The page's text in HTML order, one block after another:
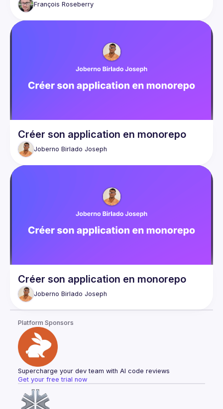
François Roseberry
Créer son application en monorepo
Joberno Birlado Joseph
Créer son application en monorepo
Joberno Birlado Joseph
Platform Sponsors
Supercharge your dev team with AI code reviews
Get your free trial now